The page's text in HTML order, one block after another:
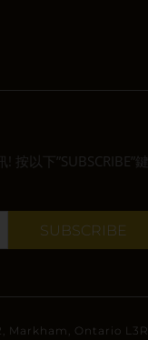
以下”SUBSCRIBE”
Markham, Ontario